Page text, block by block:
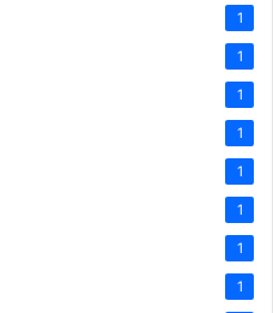
1
1
1
1
1
1
1
1